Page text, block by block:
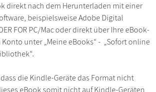
direkt nach dem Herunterladen mit einer
beispielsweise Adobe Digital
FOR PC/Mac oder direkt über Ihre eBook-
unter „Meine eBooks“ - „Sofort online
die Kindle-Geräte das Format nicht
eBook somit nicht auf Kindle-Geräten